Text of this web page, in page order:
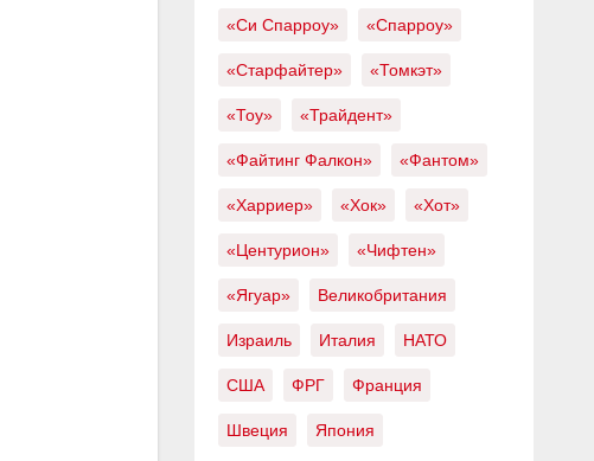
«Си Спарроу» «Спарроу»
«Старфайтер» «Томкэт»
«Тоу» «Трайдент»
«Файтинг Фалкон» «Фантом»
«Харриер» «Хок» «Хот»
«Центурион» «Чифтен»
«Ягуар» Великобритания
Израиль Италия НАТО
США ФРГ Франция
Швеция Япония